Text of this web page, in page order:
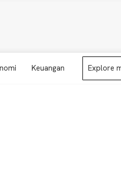
Keuangan
Explore
more